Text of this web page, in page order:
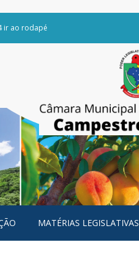
ir ao rodapé
MATÉRIAS LEGISLATIVAS